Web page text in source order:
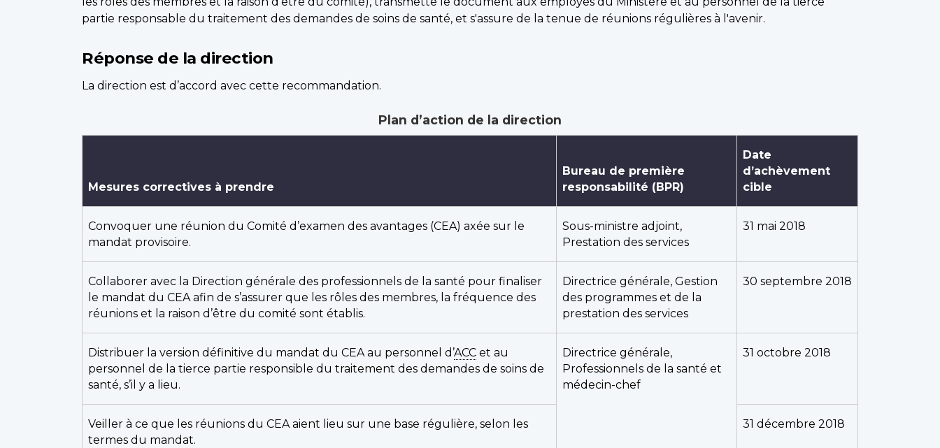
partie responsable du traitement des demandes de soins de santé, et s'assure de la tenue de réunions régulières à l'avenir.
Réponse de la direction
La direction est d’accord avec cette recommandation.
Plan d’action de la direction
Mesures correctives à prendre
Bureau de première
responsabilité (BPR)
Date
d’achèvement
cible
Convoquer une réunion du Comité d’examen des avantages (CEA) axée sur le
mandat provisoire.
Sous-ministre adjoint,
Prestation des services
31 mai 2018
Collaborer avec la Direction générale des professionnels de la santé pour finaliser
le mandat du CEA afin de s’assurer que les rôles des membres, la fréquence des
réunions et la raison d’être du comité sont établis.
Directrice générale, Gestion
des programmes et de la
prestation des services
30 septembre 2018
Distribuer la version définitive du mandat du CEA au personnel d’ACC et au
personnel de la tierce partie responsible du traitement des demandes de soins de
santé, s’il y a lieu.
Directrice générale,
Professionnels de la santé et
médecin-chef
31 octobre 2018
Veiller à ce que les réunions du CEA aient lieu sur une base régulière, selon les
termes du mandat.
31 décembre 2018